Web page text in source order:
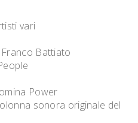
vari
Battiato
Power
sonora originale del